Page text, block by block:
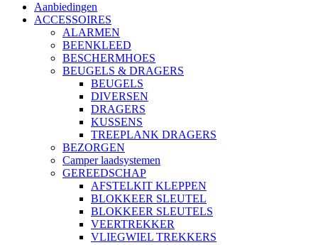
Aanbiedingen
ACCESSOIRES
ALARMEN
BEENKLEED
BESCHERMHOES
BEUGELS & DRAGERS
BEUGELS
DIVERSEN
DRAGERS
KUSSENS
TREEPLANK DRAGERS
BEZORGEN
Camper laadsystemen
GEREEDSCHAP
AFSTELKIT KLEPPEN
BLOKKEER SLEUTEL
BLOKKEER SLEUTELS
VEERTREKKER
VLIEGWIEL TREKKERS